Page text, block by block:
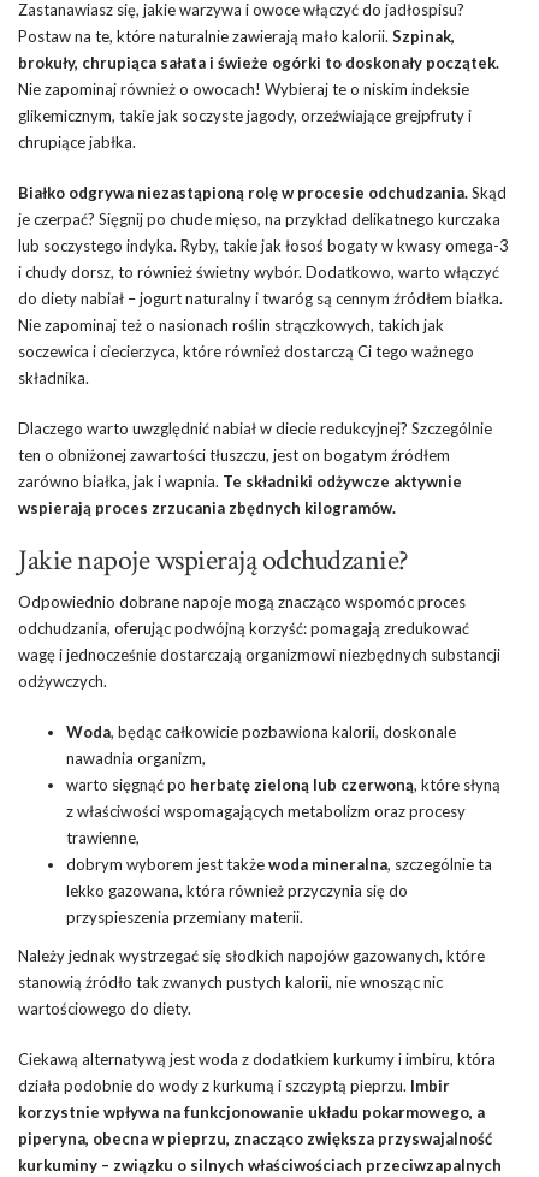
Zastanawiasz się, jakie warzywa i owoce włączyć do jadłospisu?
Postaw na te, które naturalnie zawierają mało kalorii. Szpinak,
brokuły, chrupiąca sałata i świeże ogórki to doskonały początek.
Nie zapominaj również o owocach! Wybieraj te o niskim indeksie
glikemicznym, takie jak soczyste jagody, orzeźwiające grejpfruty i
chrupiące jabłka.
Białko odgrywa niezastąpioną rolę w procesie odchudzania.Skąd
je czerpać? Sięgnij po chude mięso, na przykład delikatnego kurczaka
lub soczystego indyka. Ryby, takie jak łosoś bogaty w kwasy omega-3
i chudy dorsz, to również świetny wybór. Dodatkowo, warto włączyć
do diety nabiał – jogurt naturalny i twaróg są cennym źródłem białka.
Nie zapominaj też o nasionach roślin strączkowych, takich jak
soczewica i ciecierzyca, które również dostarczą Ci tego ważnego
składnika.
Dlaczego warto uwzględnić nabiał w diecie redukcyjnej? Szczególnie
ten o obniżonej zawartości tłuszczu, jest on bogatym źródłem
zarówno białka, jak i wapnia. Te składniki odżywcze aktywnie
wspierają proces zrzucania zbędnych kilogramów.
Jakie napoje wspierają odchudzanie?
Odpowiednio dobrane napoje mogą znacząco wspomóc proces
odchudzania, oferując podwójną korzyść: pomagają zredukować
wagę i jednocześnie dostarczają organizmowi niezbędnych substancji
odżywczych.
Woda, będąc całkowicie pozbawiona kalorii, doskonale
nawadnia organizm,
warto sięgnąć po herbatę zieloną lub czerwoną, które słyną
z właściwości wspomagających metabolizm oraz procesy
trawienne,
dobrym wyborem jest takżewoda mineralna, szczególnie ta
lekko gazowana, która również przyczynia się do
przyspieszenia przemiany materii.
Należy jednak wystrzegać się słodkich napojów gazowanych, które
stanowią źródło tak zwanych pustych kalorii, nie wnosząc nic
wartościowego do diety.
Ciekawą alternatywą jest woda z dodatkiem kurkumy i imbiru, która
działa podobnie do wody z kurkumą i szczyptą pieprzu. Imbir
korzystnie wpływa na funkcjonowanie układu pokarmowego, a
piperyna, obecna w pieprzu, znacząco zwiększa przyswajalność
kurkuminy – związku o silnych właściwościach przeciwzapalnych